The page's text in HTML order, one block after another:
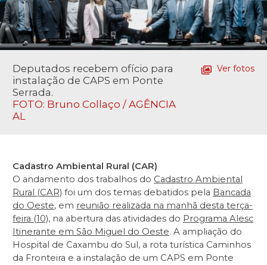
Deputados recebem ofício para
instalação de CAPS em Ponte
Serrada.
FOTO: Bruno Collaço / AGÊNCIA
AL
Ver fotos
Cadastro Ambiental Rural (CAR)
O andamento dos trabalhos do Cadastro Ambiental
Rural (CAR) foi um dos temas debatidos pela Bancada
do Oeste, em reunião realizada na manhã desta terça-
feira (10), na abertura das atividades do Programa Alesc
Itinerante em São Miguel do Oeste. A ampliação do
Hospital de Caxambu do Sul, a rota turística Caminhos
da Fronteira e a instalação de um CAPS em Ponte